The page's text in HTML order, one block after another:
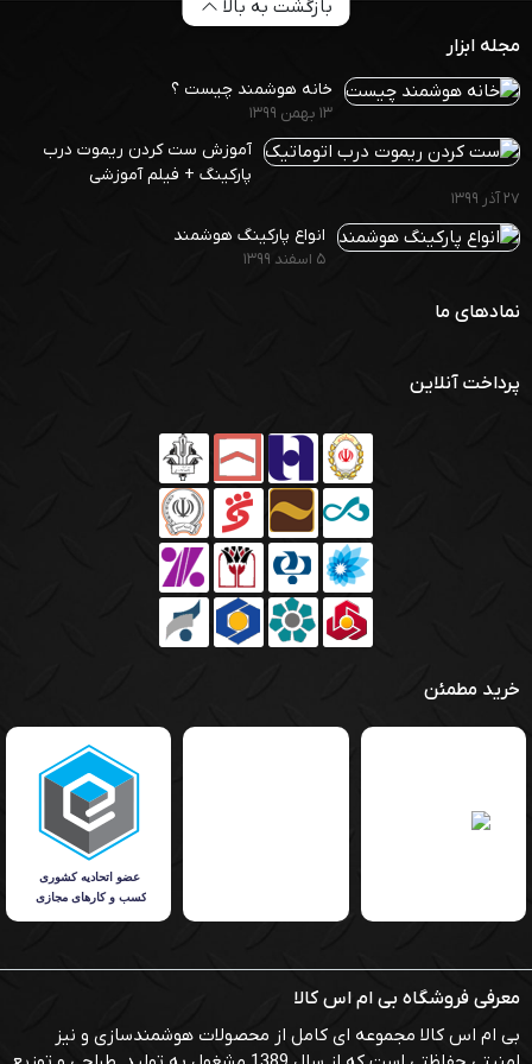
بازگشت به بالا
مجله ابزار
خانه هوشمند چیست ؟
۱۳ بهمن ۱۳۹۹
آموزش ست کردن ریموت درب
پارکینگ + فیلم آموزشی
۲۷ آذر ۱۳۹۹
انواع پارکینگ هوشمند
۵ اسفند ۱۳۹۹
نمادهای ما
پرداخت آنلاین
خرید مطمئن
معرفی فروشگاه بی ام اس کالا
بی ام اس کالا مجموعه ای کامل از محصولات هوشمندسازی و نیز